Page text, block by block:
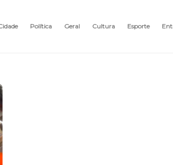
Política Geral Cultura Esporte